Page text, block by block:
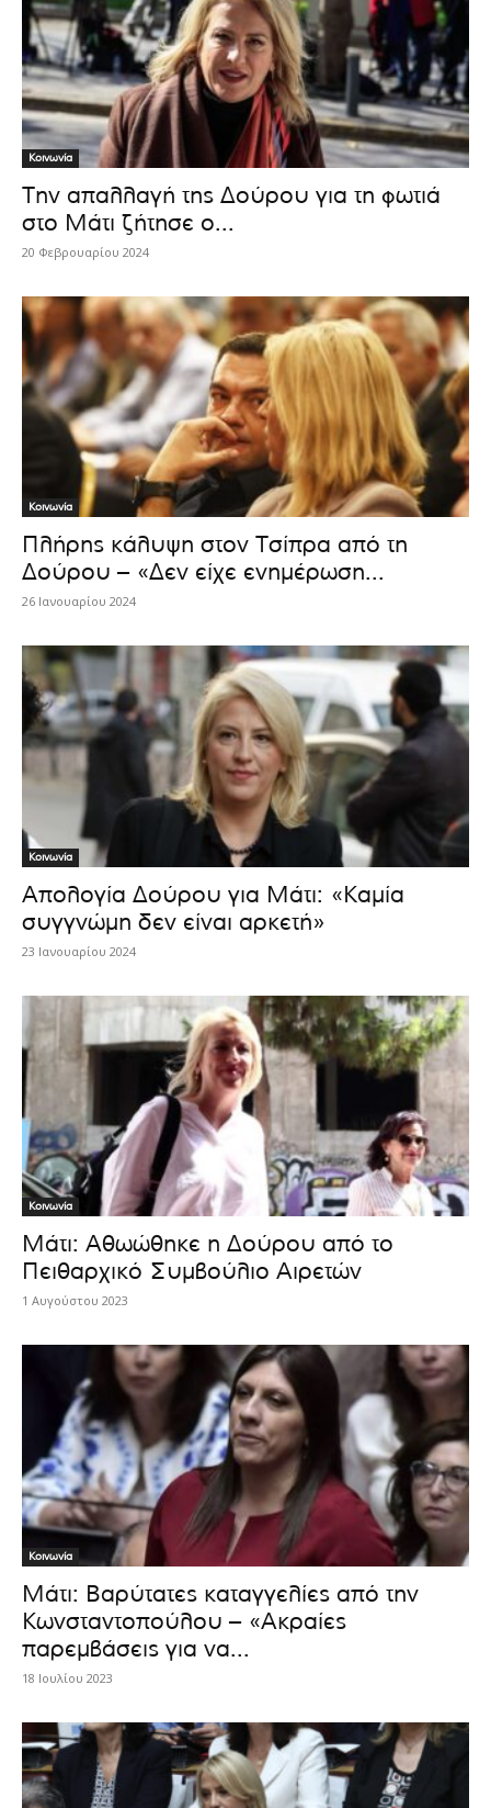
Κοινωνία
Την απαλλαγή της Δούρου για τη φωτιά
στο Μάτι ζήτησε ο...
20 Φεβρουαρίου 2024
Κοινωνία
Πλήρης κάλυψη στον Τσίπρα από τη
Δούρου – «Δεν είχε ενημέρωση...
26 Ιανουαρίου 2024
Κοινωνία
Απολογία Δούρου για Μάτι: «Καμία
συγγνώμη δεν είναι αρκετή»
23 Ιανουαρίου 2024
Κοινωνία
Μάτι: Αθωώθηκε η Δούρου από το
Πειθαρχικό Συμβούλιο Αιρετών
1 Αυγούστου 2023
Κοινωνία
Μάτι: Βαρύτατες καταγγελίες από την
Κωνσταντοπούλου – «Ακραίες
παρεμβάσεις για να...
18 Ιουλίου 2023